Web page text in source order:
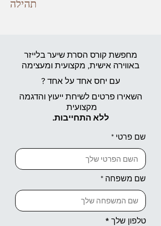
תהילה
מחפשת קורס הסרת שיער בלייזר
באווירה אישית, מקצועית ומעצימה
עם יחס אחד על אחד ?
השאירו פרטים לשיחת ייעוץ והדגמה
מקצועית
ללא התחייבות.
שם פרטי
שם משפחה
טלפון שלך